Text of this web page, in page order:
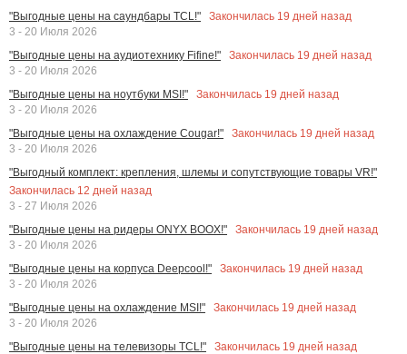
"Выгодные цены на саундбары TCL!"
Закончилась 19 дней назад
3 - 20 Июля 2026
"Выгодные цены на аудиотехнику Fifine!"
Закончилась 19 дней назад
3 - 20 Июля 2026
"Выгодные цены на ноутбуки MSI!"
Закончилась 19 дней назад
3 - 20 Июля 2026
"Выгодные цены на охлаждение Cougar!"
Закончилась 19 дней назад
3 - 20 Июля 2026
"Выгодный комплект: крепления, шлемы и сопутствующие товары VR!"
Закончилась 12 дней назад
3 - 27 Июля 2026
"Выгодные цены на ридеры ONYX BOOX!"
Закончилась 19 дней назад
3 - 20 Июля 2026
"Выгодные цены на корпуса Deepcool!"
Закончилась 19 дней назад
3 - 20 Июля 2026
"Выгодные цены на охлаждение MSI!"
Закончилась 19 дней назад
3 - 20 Июля 2026
"Выгодные цены на телевизоры TCL!"
Закончилась 19 дней назад